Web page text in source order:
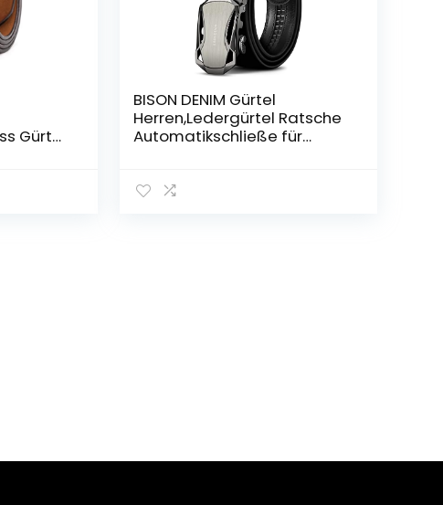
Gürtel
BISON DENIM Gürtel
Herren,Ledergürtel Ratsche
Automatikschließe für
Angepasst 35mm Breit